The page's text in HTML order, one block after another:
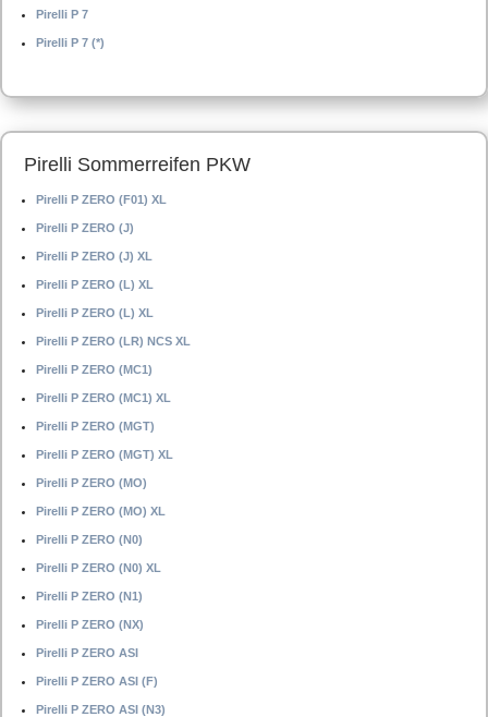
Pirelli P 7
Pirelli P 7 (*)
Pirelli Sommerreifen PKW
Pirelli P ZERO (F01) XL
Pirelli P ZERO (J)
Pirelli P ZERO (J) XL
Pirelli P ZERO (L) XL
Pirelli P ZERO (L) XL
Pirelli P ZERO (LR) NCS XL
Pirelli P ZERO (MC1)
Pirelli P ZERO (MC1) XL
Pirelli P ZERO (MGT)
Pirelli P ZERO (MGT) XL
Pirelli P ZERO (MO)
Pirelli P ZERO (MO) XL
Pirelli P ZERO (N0)
Pirelli P ZERO (N0) XL
Pirelli P ZERO (N1)
Pirelli P ZERO (NX)
Pirelli P ZERO ASI
Pirelli P ZERO ASI (F)
Pirelli P ZERO ASI (N3)